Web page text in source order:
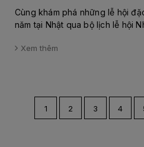
Cùng khám phá những lễ hội
năm tại Nhật qua bộ lịch lễ hội
Xem thêm
1 2 3 4